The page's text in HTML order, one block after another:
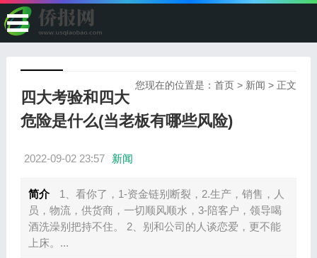
您现在的位置是：首页 > 新闻 > 正文
四大考验和四大
危险是什么(当老板有哪些风险)
2022-09-02 23:57 新闻
简介
1、看你了，1-资金链别断裂，2.生产，销售，人
员，物流，供货商，一切顺风顺水，3-陪客户，领导喝
酒洗澡别把持不住。 2、别和公司的人谈恋爱，更不能
上床。...